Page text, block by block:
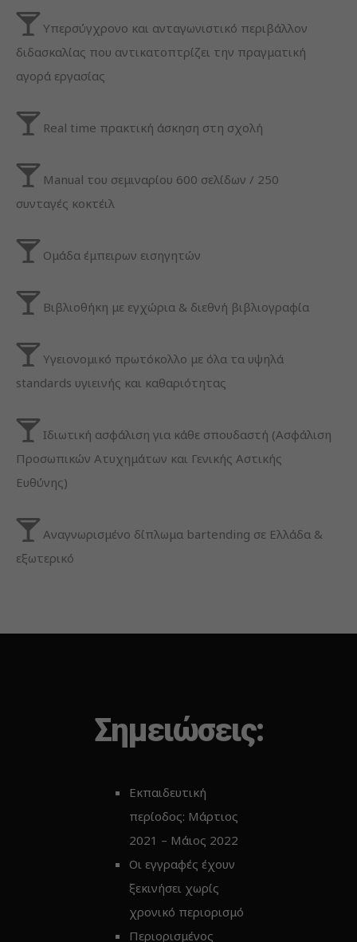
Υπερσύγχρονο και ανταγωνιστικό περιβάλλον
διδασκαλίας που αντικατοπτρίζει την πραγματική
αγορά εργασίας
Real time πρακτική άσκηση στη σχολή
Manual του σεμιναρίου 600 σελίδων / 250
συνταγές κοκτέιλ
Ομάδα έμπειρων εισηγητών
Βιβλιοθήκη με εγχώρια & διεθνή βιβλιογραφία
Υγειονομικό πρωτόκολλο με όλα τα υψηλά
standards υγιεινής και καθαριότητας
Ιδιωτική ασφάλιση για κάθε σπουδαστή (Ασφάλιση
Προσωπικών Ατυχημάτων και Γενικής Αστικής
Ευθύνης)
Αναγνωρισμένο δίπλωμα bartending σε Ελλάδα &
εξωτερικό
Σημειώσεις:
Εκπαιδευτική
περίοδος: Μάρτιος
2021 – Μάιος 2022
Οι εγγραφές έχουν
ξεκινήσει χωρίς
χρονικό περιορισμό
Περιορισμένος
Necessary
They are
website to
as well as
visit. If you
these
functionality
disappear